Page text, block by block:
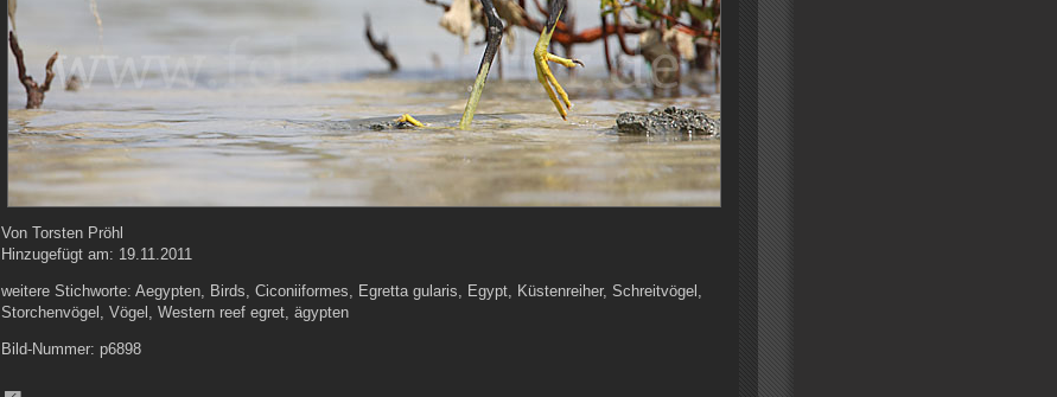
VonTorsten Pröhl
Hinzugefügt am: 19.11.2011
weitere Stichworte:Aegypten, Birds, Ciconiiformes, Egretta gularis, Egypt, Küstenreiher, Schreitvögel,
Storchenvögel, Vögel, Western reef egret, ägypten
Bild-Nummer: p6898